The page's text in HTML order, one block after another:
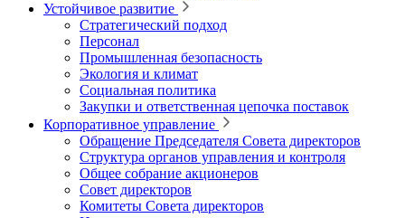
Устойчивое развитие
Стратегический подход
Персонал
Промышленная безопасность
Экология и климат
Социальная политика
Закупки и ответственная цепочка поставок
Корпоративное управление
Обращение Председателя Совета директоров
Структура органов управления и контроля
Общее собрание акционеров
Совет директоров
Комитеты Совета директоров